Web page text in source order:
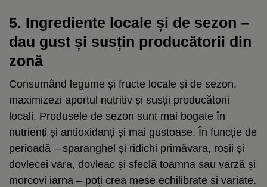
5. Ingrediente locale și de sezon –
dau gust și susțin producătorii din
zonă
Consumând legume și fructe locale și de sezon,
maximizezi aportul nutritiv și susții producătorii
locali. Produsele de sezon sunt mai bogate în
nutrienți și antioxidanți și mai gustoase. În funcție de
perioadă – sparanghel și ridichi primăvara, roșii și
dovlecei vara, dovleac și sfeclă toamna sau varză și
morcovi iarna – poți crea mese echilibrate și variate.